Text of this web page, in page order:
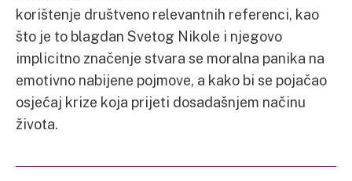
korištenje društveno relevantnih referenci, kao
što je to blagdan Svetog Nikole i njegovo
implicitno značenje stvara se moralna panika na
emotivno nabijene pojmove, a kako bi se pojačao
osjećaj krize koja prijeti dosadašnjem načinu
života.